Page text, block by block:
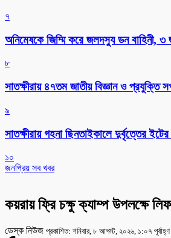
৭
অনিমেষকে জিম্মি করে জলদস্যু ডন বাহিনী,
৮
সাতক্ষীরায় ৪৭তম জাতীয় বিজ্ঞান ও প্রযুক্তি
৯
সাতক্ষীরায় গহনা ছিনতাইকালে দুর্বৃত্তের
১০
জনপ্রিয় সব খবর
কয়রায় ফ্রি চক্ষু ক্যাম্প উপলক্ষে
ডেস্ক নিউজ প্রকাশিত: শনিবার, ৮ আগস্ট, ২০২৬, ১:০৭ পূর্বাহ্ণ